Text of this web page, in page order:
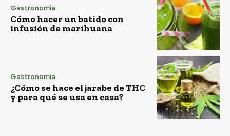
Gastronomía
Cómo hacer un batido con
infusión de marihuana
Gastronomía
¿Cómo se hace el jarabe de THC
y para qué se usa en casa?